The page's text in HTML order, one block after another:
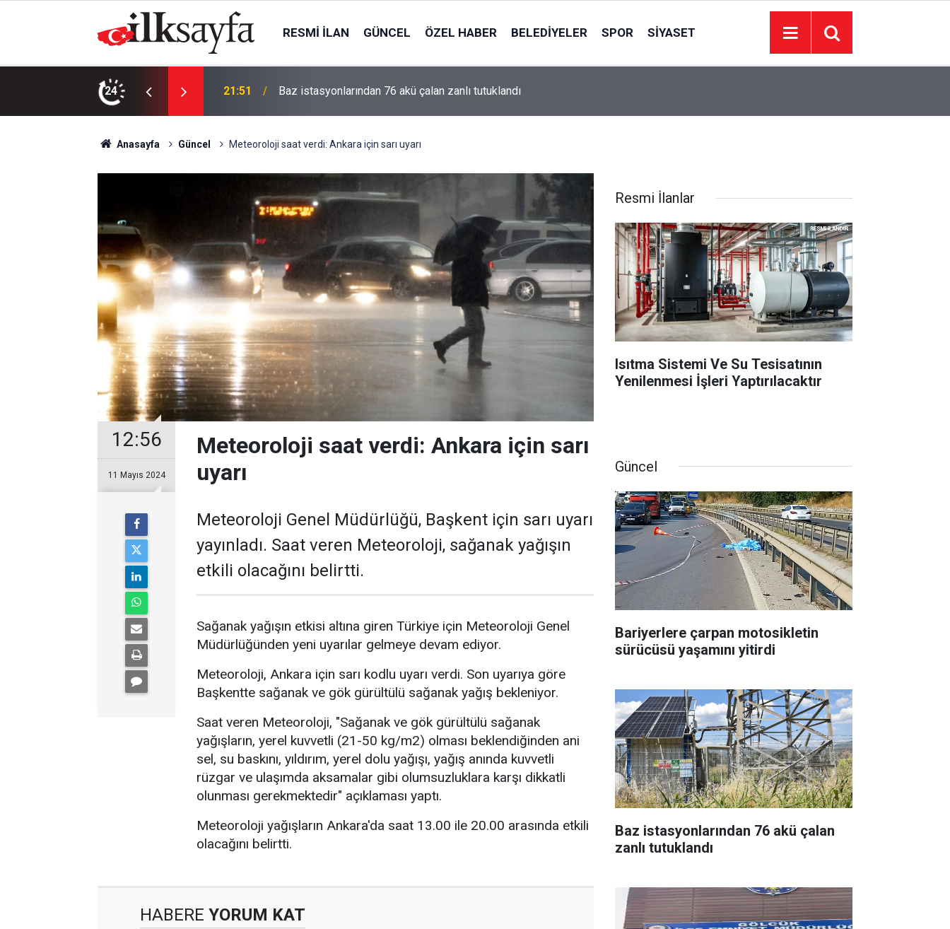
RESMI İLAN GÜNCEL ÖZEL HABER BELEDIYELER SPOR SIYASET
24
yaşamını yitirdi 21:51 Baz istasyonlarından 76 akü çalan zanlı tutuklandı
Anasayfa Güncel Meteoroloji saat verdi: Ankara için sarı uyarı
12:56
11 Mayıs 2024
Meteoroloji saat verdi: Ankara için sarı
uyarı
Meteoroloji Genel Müdürlüğü, Başkent için sarı uyarı
yayınladı. Saat veren Meteoroloji, sağanak yağışın
etkili olacağını belirtti.
Sağanak yağışın etkisi altına giren Türkiye için Meteoroloji Genel
Müdürlüğünden yeni uyarılar gelmeye devam ediyor.
Meteoroloji, Ankara için sarı kodlu uyarı verdi. Son uyarıya göre
Başkentte sağanak ve gök gürültülü sağanak yağış bekleniyor.
Saat veren Meteoroloji, "Sağanak ve gök gürültülü sağanak
yağışların, yerel kuvvetli (21-50 kg/m2) olması beklendiğinden ani
sel, su baskını, yıldırım, yerel dolu yağışı, yağış anında kuvvetli
rüzgar ve ulaşımda aksamalar gibi olumsuzluklara karşı dikkatli
olunması gerekmektedir" açıklaması yaptı.
Meteoroloji yağışların Ankara'da saat 13.00 ile 20.00 arasında etkili
olacağını belirtti.
HABERE YORUM KAT
Resmi İlanlar
Isıtma Sistemi Ve Su Tesisatının
Yenilenmesi İşleri Yaptırılacaktır
Güncel
Bariyerlere çarpan motosikletin
sürücüsü yaşamını yitirdi
Baz istasyonlarından 76 akü çalan
zanlı tutuklandı